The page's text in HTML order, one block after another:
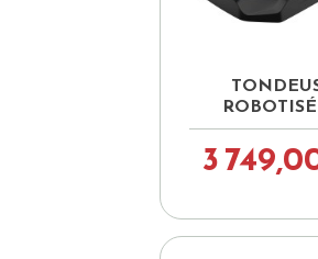
Aperçu
3